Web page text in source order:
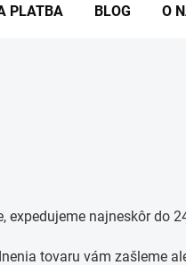
PLATBA BLOG O
expedujeme najneskôr do
tovaru vám zašleme